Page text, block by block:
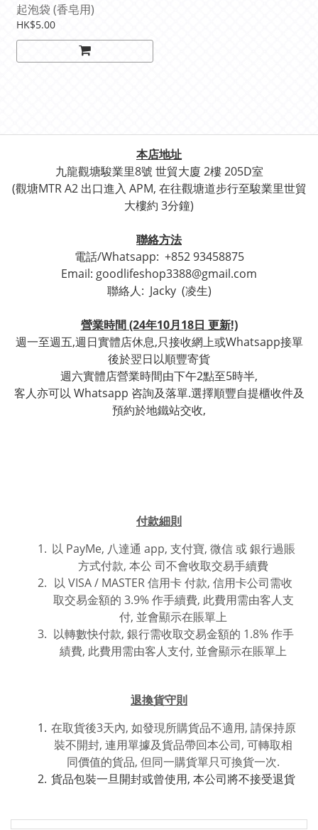
起泡袋 (香皂用)
HK$5.00
本店地址
九龍觀塘駿業里8號 世貿大廈 2樓 205D室
(觀塘MTR A2 出口進入 APM, 在往觀塘道步行至駿業里世貿
大樓約 3分鐘)
聯絡方法
電話/Whatsapp: +852 93458875
Email: goodlifeshop3388@gmail.com
聯絡人: Jacky (凌生)
營業時間 (24年10月18日 更新!)
週一至週五,週日實體店休息,只接收網上或Whatsapp接單
後於翌日以順豐寄貨
週六實體店營業時間由下午2點至5時半,
客人亦可以 Whatsapp 咨詢及落單.選擇順豐自提櫃收件及
預約於地鐵站交收,
付款細則
以 PayMe, 八達通 app, 支付寶, 微信 或銀行過賬
方式付款, 本公 司不會收取交易手續費
以 VISA / MASTER 信用卡 付款, 信用卡公司需收
取交易金額的 3.9% 作手續費, 此費用需由客人支
付, 並會顯示在賬單上
以轉數快付款, 銀行需收取交易金額的 1.8% 作手
績費, 此費用需由客人支付, 並會顯示在賬單上
退換貨守則
在取貨後3天內, 如發現所購貨品不適用, 請保持原
裝不開封, 連用單據及貨品帶回本公司, 可轉取相
同價值的貨品, 但同一購貨單只可換貨一次.
貨品包裝一旦開封或曾使用, 本公司將不接受退貨